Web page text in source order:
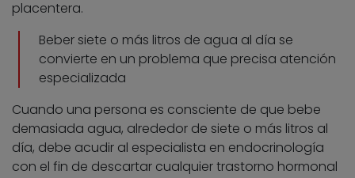
placentera.
Beber siete o más litros de agua al día se
convierte en un problema que precisa atención
especializada
Cuando una persona es consciente de que bebe
demasiada agua, alrededor de siete o más litros al
día, debe acudir al especialista en endocrinología
con el fin de descartar cualquier trastorno hormonal